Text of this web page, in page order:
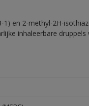
en 2-methyl-2H-
inhaleerbare